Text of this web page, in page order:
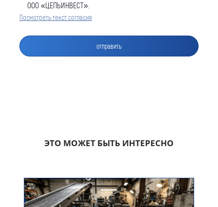
ООО «ЦЕПЬИНВЕСТ».
Посмотреть текст согласия
ЭТО МОЖЕТ БЫТЬ ИНТЕРЕСНО
Номер телефона для связи (обязательно)